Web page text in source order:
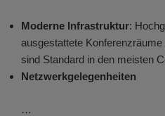
Moderne Infrastruktur:
ausgestattete
sind Standard in den meisten
Netzwerkgelegenheiten
…